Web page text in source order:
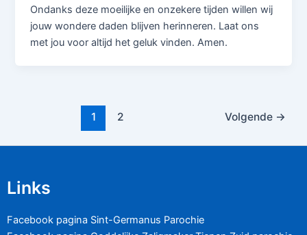
Ondanks deze moeilijke en onzekere tijden willen wij
jouw wondere daden blijven herinneren. Laat ons
met jou voor altijd het geluk vinden. Amen.
1 2 Volgende →
Links
Facebook pagina Sint-Germanus Parochie